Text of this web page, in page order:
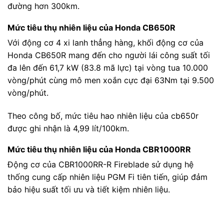
đường hơn 300km.
Mức tiêu thụ nhiên liệu của Honda CB650R
Với động cơ 4 xi lanh thẳng hàng, khối động cơ của
Honda CB650R mang đến cho người lái công suất tối
đa lên đến 61,7 kW (83.8 mã lực) tại vòng tua 10.000
vòng/phút cùng mô men xoắn cực đại 63Nm tại 9.500
vòng/phút.
Theo công bố, mức tiêu hao nhiên liệu của cb650r
được ghi nhận là 4,99 lít/100km.
Mức tiêu thụ nhiên liệu của Honda CBR1000RR
Động cơ của CBR1000RR-R Fireblade sử dụng hệ
thống cung cấp nhiên liệu PGM Fi tiên tiến, giúp đảm
bảo hiệu suất tối ưu và tiết kiệm nhiên liệu.